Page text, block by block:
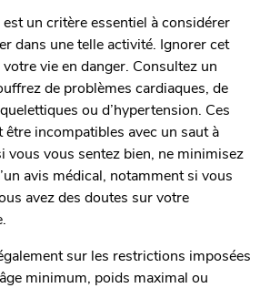
un critère essentiel à considérer
dans une telle activité. Ignorer cet
vie en danger. Consultez un
de problèmes cardiaques, de
ou d’hypertension. Ces
incompatibles avec un saut à
vous vous sentez bien, ne minimisez
avis médical, notamment si vous
avez des doutes sur votre
sur les restrictions imposées
minimum, poids maximal ou